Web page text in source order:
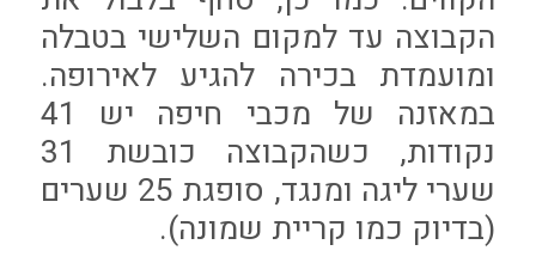
הקבוצה עד למקום השלישי בטבלה
ומועמדת בכירה להגיע לאירופה.
במאזנה של מכבי חיפה יש 41
נקודות, כשהקבוצה כובשת 31
שערי ליגה ומנגד, סופגת 25 שערים
(בדיוק כמו קריית שמונה).